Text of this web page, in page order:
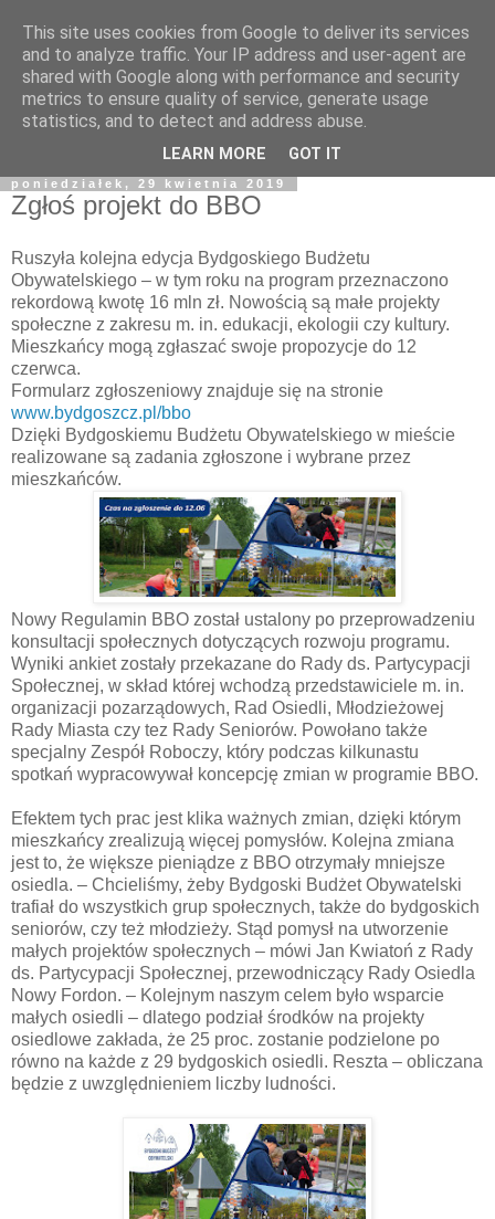
poniedziałek, 29 kwietnia 2019
Zgłoś projekt do BBO
Ruszyła kolejna edycja Bydgoskiego Budżetu
Obywatelskiego – w tym roku na program przeznaczono
rekordową kwotę 16 mln zł. Nowością są małe projekty
społeczne z zakresu m. in. edukacji, ekologii czy kultury.
Mieszkańcy mogą zgłaszać swoje propozycje do 12
czerwca.
Formularz zgłoszeniowy znajduje się na stronie
www.bydgoszcz.pl/bbo
Dzięki Bydgoskiemu Budżetu Obywatelskiego w mieście
realizowane są zadania zgłoszone i wybrane przez
mieszkańców.
Nowy Regulamin BBO został ustalony po przeprowadzeniu
konsultacji społecznych dotyczących rozwoju programu.
Wyniki ankiet zostały przekazane do Rady ds. Partycypacji
Społecznej, w skład której wchodzą przedstawiciele m. in.
organizacji pozarządowych, Rad Osiedli, Młodzieżowej
Rady Miasta czy tez Rady Seniorów. Powołano także
specjalny Zespół Roboczy, który podczas kilkunastu
spotkań wypracowywał koncepcję zmian w programie BBO.
Efektem tych prac jest klika ważnych zmian, dzięki którym
mieszkańcy zrealizują więcej pomysłów. Kolejna zmiana
jest to, że większe pieniądze z BBO otrzymały mniejsze
osiedla. – Chcieliśmy, żeby Bydgoski Budżet Obywatelski
trafiał do wszystkich grup społecznych, także do bydgoskich
seniorów, czy też młodzieży. Stąd pomysł na utworzenie
małych projektów społecznych – mówi Jan Kwiatoń z Rady
ds. Partycypacji Społecznej, przewodniczący Rady Osiedla
Nowy Fordon. – Kolejnym naszym celem było wsparcie
małych osiedli – dlatego podział środków na projekty
osiedlowe zakłada, że 25 proc. zostanie podzielone po
równo na każde z 29 bydgoskich osiedli. Reszta – obliczana
będzie z uwzględnieniem liczby ludności.
This site uses cookies from Google to deliver its services
and to analyze traffic. Your IP address and user-agent are
shared with Google along with performance and security
metrics to ensure quality of service, generate usage
statistics, and to detect and address abuse.
LEARN MORE GOT IT